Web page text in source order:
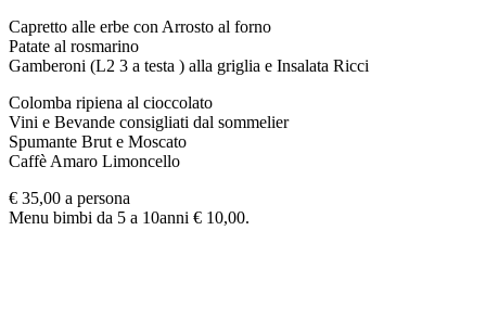
Capretto alle erbe con Arrosto al forno
Patate al rosmarino
Gamberoni (L2 3 a testa ) alla griglia e Insalata Ricci
Colomba ripiena al cioccolato
Vini e Bevande consigliati dal sommelier
Spumante Brut e Moscato
Caffè Amaro Limoncello
€ 35,00 a persona
Menu bimbi da 5 a 10anni € 10,00.